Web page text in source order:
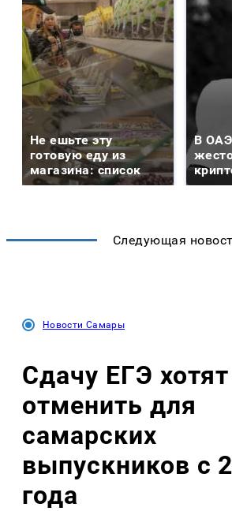
Не ешьте эту
готовую еду из
магазина: список
В
Следующая
Новости Самары
Сдачу ЕГЭ хотят
отменить для
самарских
выпускников с
года